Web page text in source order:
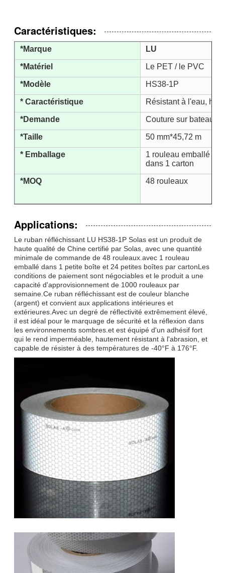
Caractéristiques:
*Marque LU
*Matériel Le PET / le PVC
*Modèle HS38-1P
* Caractéristique Résistant à l'eau,
*Demande Couture sur bateau,
*Taille 50 mm*45,72 m
* Emballage
1 rouleau emballé
dans 1 carton
*MOQ 48 rouleaux
Applications:
Le ruban réfléchissant LU HS38-1P Solas est un produit de
haute qualité de Chine certifié par Solas, avec une quantité
minimale de commande de 48 rouleaux.avec 1 rouleau
emballé dans 1 petite boîte et 24 petites boîtes par cartonLes
conditions de paiement sont négociables et le produit a une
capacité d'approvisionnement de 1000 rouleaux par
semaine.Ce ruban réfléchissant est de couleur blanche
(argent) et convient aux applications intérieures et
extérieures.Avec un degré de réflectivité extrêmement élevé,
il est idéal pour le marquage de sécurité et la réflexion dans
les environnements sombres.et est équipé d'un adhésif fort
qui le rend imperméable, hautement résistant à l'abrasion, et
capable de résister à des températures de -40°F à 176°F.